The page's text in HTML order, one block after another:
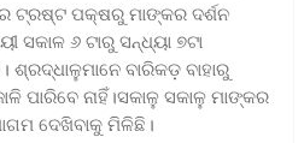
ଟ୍ରଷ୍ଟ ପକ୍ଷରୁ ମାଙ୍କର ଦର୍ଶନ
ସକାଳ ୬ ଟାରୁ ସନ୍ଧ୍ୟା ୭ଟା
ବାରିକଡ଼ ବାହାରୁ
ପାରିବେ ନାହିଁ।ସକାଳୁ ସକାଳୁ ମାଙ୍କର
ଦେଖିବାକୁ ମିଳିଛି।